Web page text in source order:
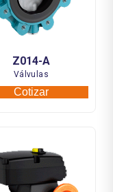
Válvulas
Z014-A
Cotizar